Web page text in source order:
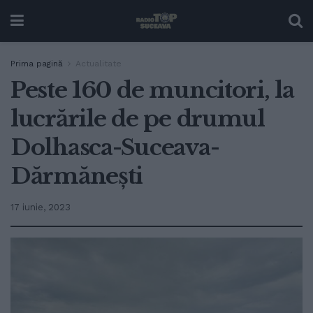
Prima pagină Actualitate
Peste 160 de muncitori, la
lucrările de pe drumul
Dolhasca-Suceava-
Dărmănești
17 iunie, 2023